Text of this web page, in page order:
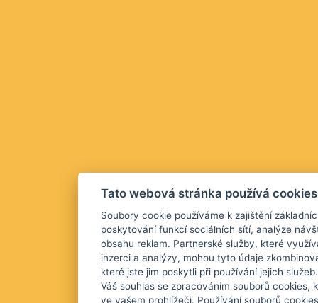
Tato webová stránka používá cookies
Soubory cookie používáme k zajištění
poskytování funkcí sociálních sítí, analýze
obsahu reklam. Partnerské služby, které
inzerci a analýzy, mohou tyto údaje
které jste jim poskytli při používání jejich
Váš souhlas se zpracováním souborů cookies,
ve vašem prohlížeči. Používání souborů